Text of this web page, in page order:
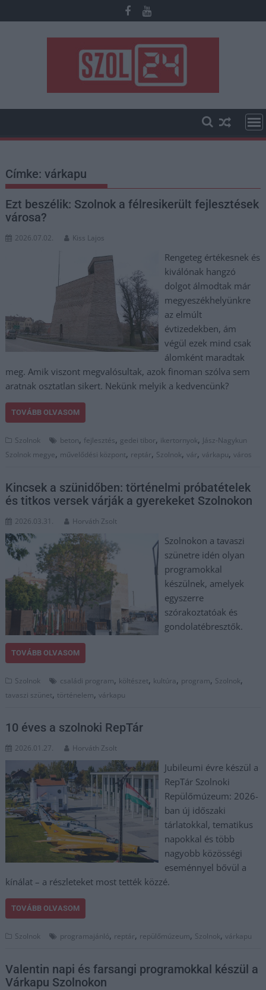
to
Címke:várkapu
Ezt beszélik: Szolnok a félresikerült fejlesztések
városa?
2026.07.02. Kiss Lajos
Rengeteg értékesnek és
kiválónak hangzó
dolgot álmodtak már
megyeszékhelyünkre
az elmúlt
évtizedekben, ám
végül ezek mind csak
álomként maradtak
meg. Amik viszont megvalósultak, azok finoman szólva sem
aratnak osztatlan sikert. Nekünk melyik a kedvencünk?
TOVÁBB OLVASOM
Szolnok beton, fejlesztés, gedei tibor, ikertornyok, Jász-Nagykun
Szolnok megye, művelődési központ, reptár, Szolnok,vár,várkapu,város
Kincsek a szünidőben: történelmi próbatételek
és titkos versek várják a gyerekeket Szolnokon
2026.03.31. Horváth Zsolt
Szolnokon a tavaszi
szünetre idén olyan
programokkal
készülnek, amelyek
egyszerre
szórakoztatóak és
gondolatébresztők.
TOVÁBB OLVASOM
Szolnok családi program, költészet, kultúra, program, Szolnok,
tavaszi szünet, történelem,várkapu
10 éves a szolnoki RepTár
2026.01.27. Horváth Zsolt
Jubileumi évre készül a
RepTár Szolnoki
Repülőmúzeum: 2026-
ban új időszaki
tárlatokkal, tematikus
napokkal és több
nagyobb közösségi
eseménnyel bővül a
kínálat – a részleteket most tették közzé.
TOVÁBB OLVASOM
Szolnok programajánló, reptár, repülőmúzeum, Szolnok,várkapu
Valentin napi és farsangi programokkal készül a
Várkapu Szolnokon